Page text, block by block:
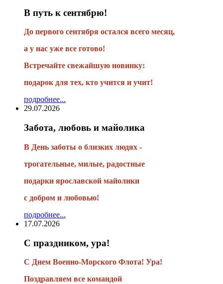
В путь к сентябрю!
До первого сентября остался всего месяц,
а у нас уже все готово!
Встречайте свежайшую новинку:
подарок для тех, кто учится и учит!
подробнее...
29.07.2026
Забота, любовь и майолика
В День заботы о близких людях -
трогательные, милые, радостные
подарки ярославской майолики
с добром и любовью!
подробнее...
17.07.2026
С праздником, ура!
С Днем Военно-Морского Флота! Ура!
Поздравляем все командой